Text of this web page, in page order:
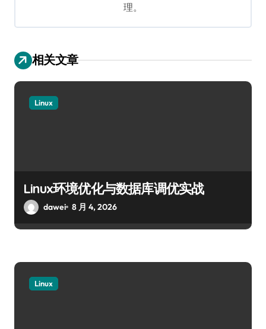
理。
相关文章
Linux
Linux环境优化与数据库调优实战
dawei 8 月 4, 2026
Linux